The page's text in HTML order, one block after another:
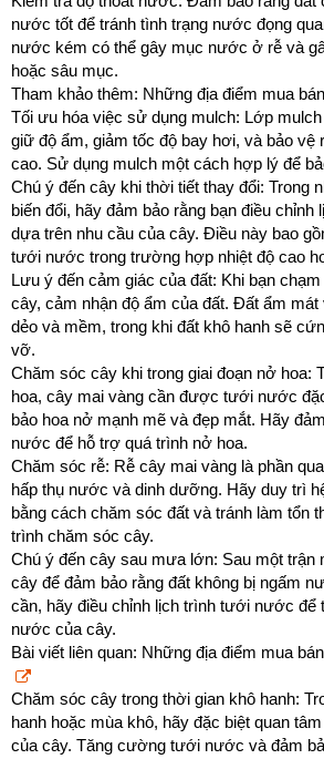
nước tốt để tránh tình trạng nước đọng
nước kém có thể gây mục nước ở rễ và
hoặc sâu mục.
Tham khảo thêm: Những địa điểm mua bán
Tối ưu hóa việc sử dụng mulch: Lớp
giữ độ ẩm, giảm tốc độ bay hơi, và bảo vệ
cao. Sử dụng mulch một cách hợp lý để
Chú ý đến cây khi thời tiết thay đổi: Trong
biến đổi, hãy đảm bảo rằng bạn điều
dựa trên nhu cầu của cây. Điều này bao
tưới nước trong trường hợp nhiệt độ cao
Lưu ý đến cảm giác của đất: Khi bạn
cây, cảm nhận độ ẩm của đất. Đất ẩm mát
dẻo và mềm, trong khi đất khô hanh sẽ
vỡ.
Chăm sóc cây khi trong giai đoạn nở hoa:
hoa, cây mai vàng cần được tưới nước
bảo hoa nở mạnh mẽ và đẹp mắt. Hãy
nước để hỗ trợ quá trình nở hoa.
Chăm sóc rễ: Rễ cây mai vàng là phần
hấp thụ nước và dinh dưỡng. Hãy duy trì
bằng cách chăm sóc đất và tránh làm tổn
trình chăm sóc cây.
Chú ý đến cây sau mưa lớn: Sau một trận
cây để đảm bảo rằng đất không bị ngấm
cần, hãy điều chỉnh lịch trình tưới nước để
nước của cây.
Bài viết liên quan: Những địa điểm mua bán
Chăm sóc cây trong thời gian khô hanh:
hanh hoặc mùa khô, hãy đặc biệt quan
của cây. Tăng cường tưới nước và đảm